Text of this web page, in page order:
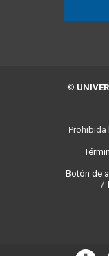
©
Prohibida
Botón de
/